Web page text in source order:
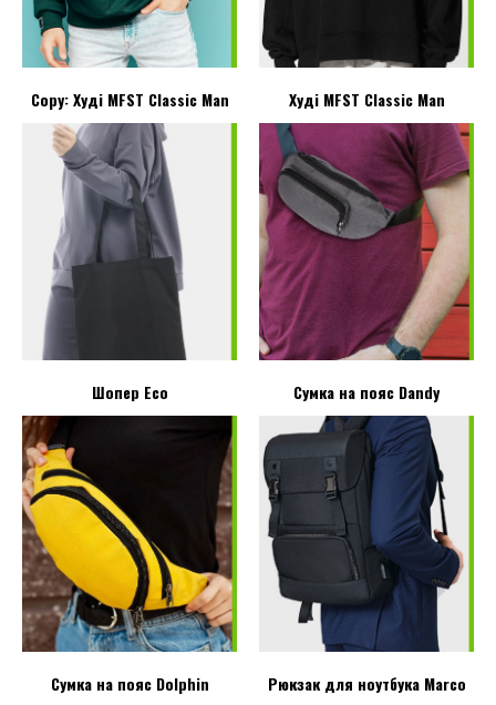
Copy: Худі MFST Classic Man Худі MFST Classic Man
Шопер Eco Сумка на пояс Dandy
Сумка на пояс Dolphin Рюкзак для ноутбука Marco